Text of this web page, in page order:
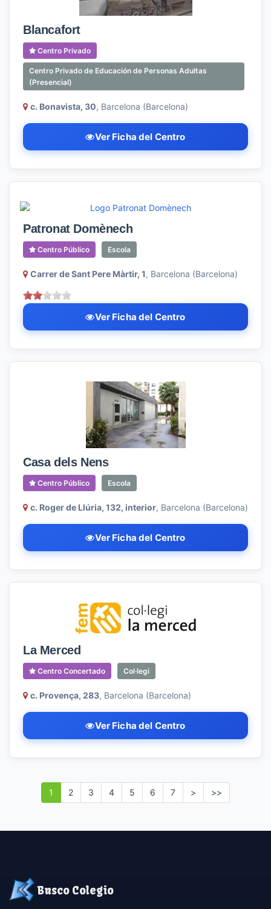
Blancafort
Centro Privado
Centro Privado de Educación de Personas Adultas
(Presencial)
c. Bonavista, 30, Barcelona (Barcelona)
Ver Ficha del Centro
Patronat Domènech
Centro Público Escola
Carrer de Sant Pere Màrtir, 1, Barcelona (Barcelona)
Ver Ficha del Centro
Casa dels Nens
Centro Público Escola
c. Roger de Llúria, 132, interior, Barcelona (Barcelona)
Ver Ficha del Centro
La Merced
Centro Concertado Col·legi
c. Provença, 283, Barcelona (Barcelona)
Ver Ficha del Centro
1 2 3 4 5 6 7 > >>
Busco Colegio